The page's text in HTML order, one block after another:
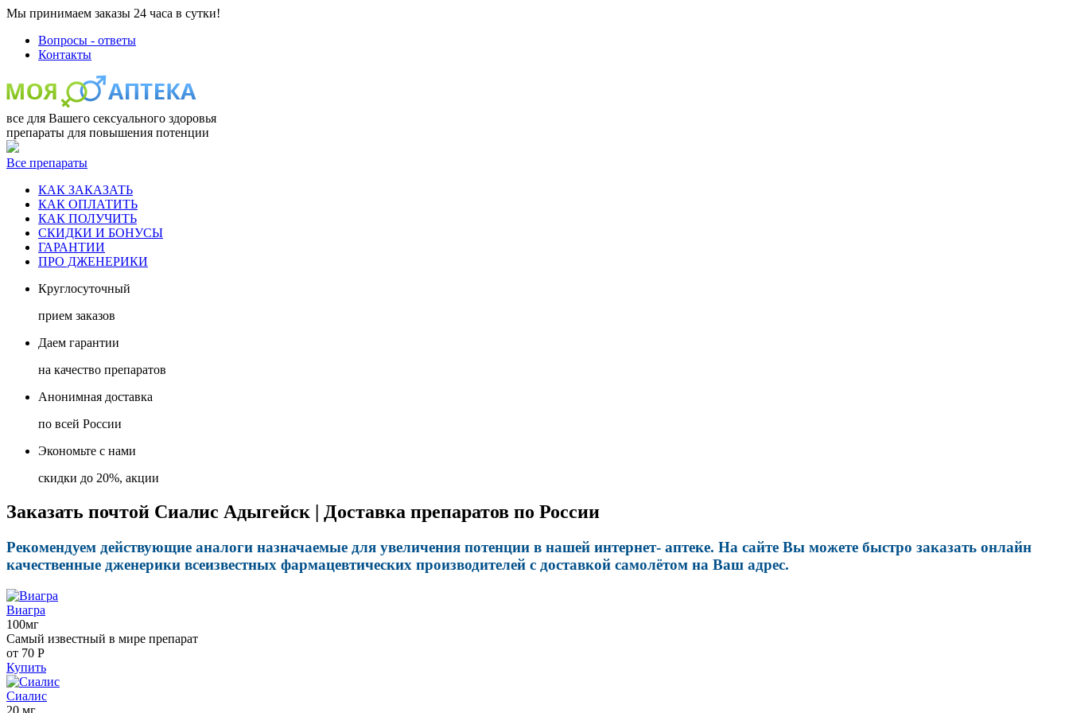
Мы принимаем заказы 24 часа в сутки!
Вопросы - ответы
Контакты
все для Вашего сексуального здоровья
препараты для повышения потенции
Все препараты
КАК ЗАКАЗАТЬ
КАК ОПЛАТИТЬ
КАК ПОЛУЧИТЬ
СКИДКИ И БОНУСЫ
ГАРАНТИИ
ПРО ДЖЕНЕРИКИ
Круглосуточный
прием заказов
Даем гарантии
на качество препаратов
Анонимная доставка
по всей России
Экономьте с нами
скидки до 20%, акции
Заказать почтой Сиалис Адыгейск | Доставка препаратов по России
Рекомендуем действующие аналоги назначаемые для увеличения потенции в нашей интернет- аптеке. На сайте Вы можете быстро заказать онлайн
качественные дженерики всеизвестных фармацевтических производителей с доставкой самолётом на Ваш адрес.
Виагра
100мг
Самый известный в мире препарат
от 70 Р
Купить
Сиалис
20 мг